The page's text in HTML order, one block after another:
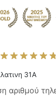
31Α
αριθμού